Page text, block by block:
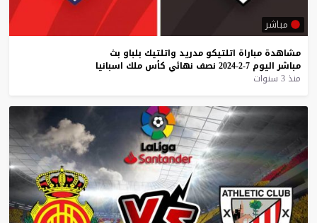
مباشر
مشاهدة مباراة اتلتيكو مدريد واتلتيك بلباو بث
مباشر اليوم 7-2-2024 نصف نهائي كأس ملك اسبانيا
منذ 3 سنوات